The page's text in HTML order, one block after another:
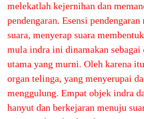
melekatlah kejernihan dan
pendengaran. Esensi
suara, menyerap suara
mula indra ini dinamakan sebagai
utama yang murni. Oleh karena
organ telinga, yang menyerupai
menggulung. Empat objek indra
hanyut dan berkejaran menuju